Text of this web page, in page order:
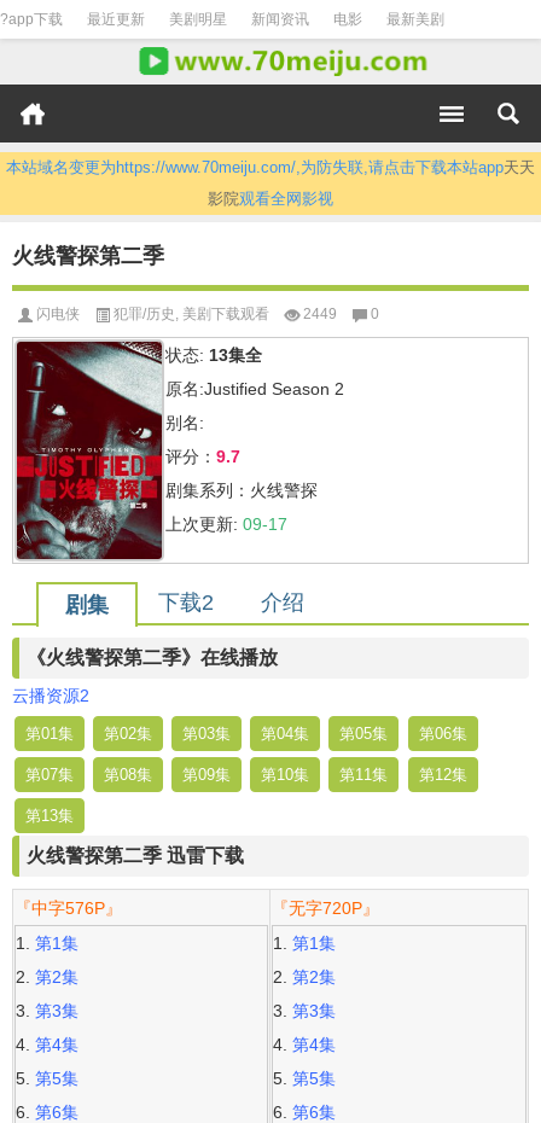
?app下载 最近更新 美剧明星 新闻资讯 电影 最新美剧
本站域名变更为https://www.70meiju.com/,为防失联,请点击下载本站app天天
影院观看全网影视
火线警探第二季
闪电侠 犯罪/历史 , 美剧下载观看 2449 0
状态: 13集全
原名:Justified Season 2
别名:
评分： 9.7
剧集系列：火线警探
上次更新: 09-17
剧集 下载2 介绍
《火线警探第二季》在线播放
云播资源2
第01集 第02集 第03集 第04集 第05集 第06集
第07集 第08集 第09集 第10集 第11集 第12集
第13集
火线警探第二季 迅雷下载
『中字576P』
第1集
第2集
第3集
第4集
第5集
第6集
『无字720P』
第1集
第2集
第3集
第4集
第5集
第6集